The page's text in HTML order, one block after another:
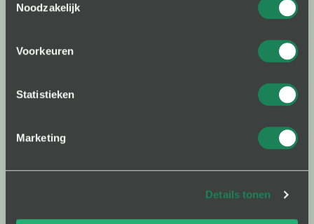
Noodzakelijk
Voorkeuren
Statistieken
Marketing
Details tonen
FULL-TIME
Open sollicitatie
die onze duurzame ambities delen en ons willen
onze community te laten groeien - vooral
achtergrond.
Of je nu geïnteresseerd bent in een stage, een echte